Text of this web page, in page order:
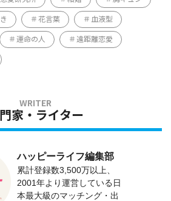
花言葉 血液型
運命の人 遠距離恋愛
家・ライター
ハッピーライフ編集部
累計登録数3,500万以上、
2001年より運営している日
本最大級のマッチング・出